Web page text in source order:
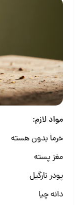
مواد لازم:
خرما بدون هسته
مغز پسته
پودر نارگیل
دانه چیا